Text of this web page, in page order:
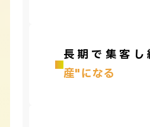
長期で集客し
産"になる